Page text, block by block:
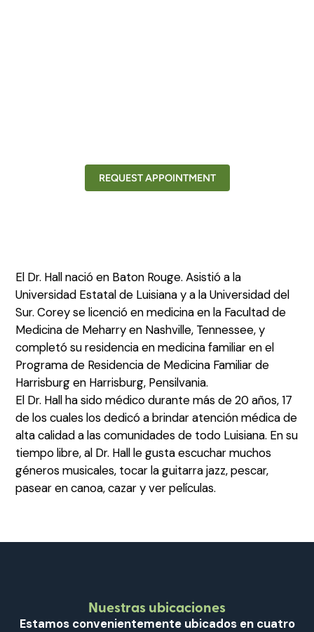
REQUEST APPOINTMENT
El Dr. Hall nació en Baton Rouge. Asistió a la
Universidad Estatal de Luisiana y a la Universidad del
Sur. Corey se licenció en medicina en la Facultad de
Medicina de Meharry en Nashville, Tennessee, y
completó su residencia en medicina familiar en el
Programa de Residencia de Medicina Familiar de
Harrisburg en Harrisburg, Pensilvania.
El Dr. Hall ha sido médico durante más de 20 años, 17
de los cuales los dedicó a brindar atención médica de
alta calidad a las comunidades de todo Luisiana. En su
tiempo libre, al Dr. Hall le gusta escuchar muchos
géneros musicales, tocar la guitarra jazz, pescar,
pasear en canoa, cazar y ver películas.
Nuestras ubicaciones
Estamos convenientemente ubicados en cuatro